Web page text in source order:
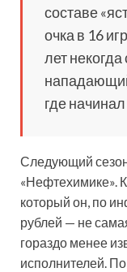
составе
очка в 16
лет
где
Следующий
«Нефтехимике».
который он, по
рублей — не
гораздо менее
исполнителей.